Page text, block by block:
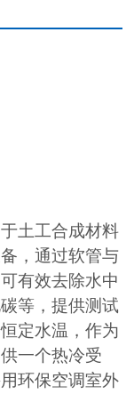
土工合成材料
，通过软管与
有效去除水中
等，提供测试
定水温，作为
一个热冷受
环保空调室外